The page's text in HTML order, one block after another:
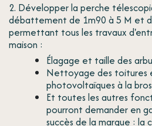
2. Développer la perche
débattement de 1m90 à 5 M et
permettant tous les travaux
maison :
Élagage et taille des
Nettoyage des toitures
photovoltaïques à la
Et toutes les autres
pourront demander en
succès de la marque : la